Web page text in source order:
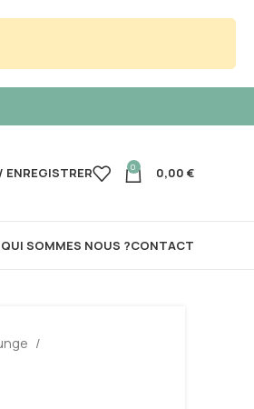
ENREGISTRER 0 0,00 €
QUI SOMMES NOUS ?CONTACT